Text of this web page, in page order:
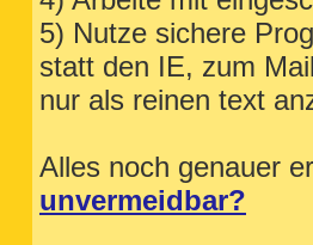
5) Nutze sichere
statt den IE, zum
nur als reinen text
Alles noch genauer
unvermeidbar?